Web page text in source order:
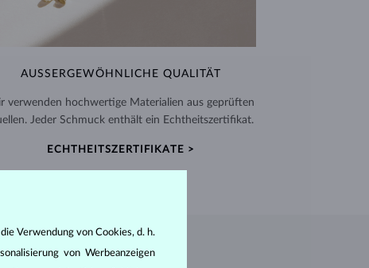
AUSSERGEWÖHNLICHE QUALITÄT
verwenden hochwertige Materialien aus geprüften
Jeder Schmuck enthält ein Echtheitszertifikat.
ECHTHEITSZERTIFIKATE >
Verwendung von Cookies, d. h.
von Werbeanzeigen